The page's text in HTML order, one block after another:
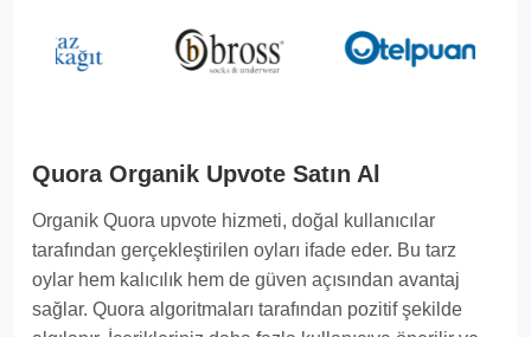
Quora Organik Upvote Satın Al
Organik Quora upvote hizmeti, doğal kullanıcılar
tarafından gerçekleştirilen oyları ifade eder. Bu tarz
oylar hem kalıcılık hem de güven açısından avantaj
sağlar. Quora algoritmaları tarafından pozitif şekilde